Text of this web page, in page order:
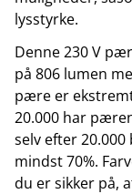
lysstyrke.
Denne 230 V
på 806 lumen
pære er
20.000 har
selv efter
mindst 70%.
du er sikker på,